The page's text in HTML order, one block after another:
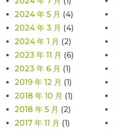
2024 年 5 月 (4)
2024 年 3 月 (4)
2024 年 1 月 (2)
2023 年 11 月 (6)
2023 年 6 月 (1)
2019 年 12 月 (1)
2018 年 10 月 (1)
2018 年 5 月 (2)
2017 年 11 月 (1)